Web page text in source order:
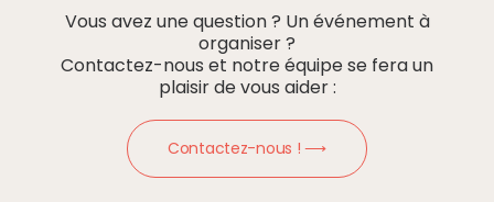
Vous avez une question ? Un événement à
organiser ?
Contactez-nous et notre équipe se fera un
plaisir de vous aider :
Contactez-nous ! ⟶